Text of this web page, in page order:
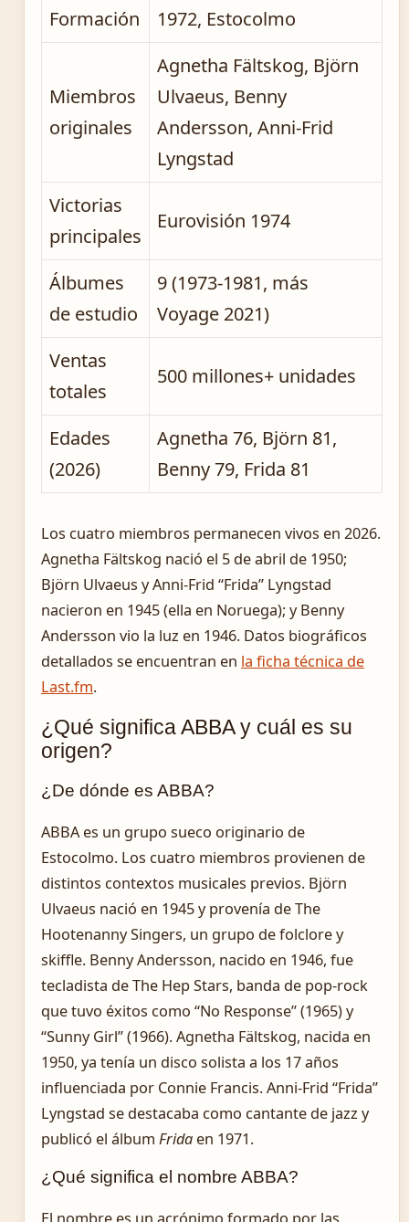
Formación 1972, Estocolmo
Miembros
originales
Agnetha Fältskog, Björn
Ulvaeus, Benny
Andersson, Anni-Frid
Lyngstad
Victorias
principales
Eurovisión 1974
Álbumes
de estudio
9 (1973-1981, más
Voyage 2021)
Ventas
totales
500 millones+ unidades
Edades
(2026)
Agnetha 76, Björn 81,
Benny 79, Frida 81
Los cuatro miembros permanecen vivos en 2026.
Agnetha Fältskog nació el 5 de abril de 1950;
Björn Ulvaeus y Anni-Frid “Frida” Lyngstad
nacieron en 1945 (ella en Noruega); y Benny
Andersson vio la luz en 1946. Datos biográficos
detallados se encuentran en la ficha técnica de
Last.fm.
¿Qué significa ABBA y cuál es su
origen?
¿De dónde es ABBA?
ABBA es un grupo sueco originario de
Estocolmo. Los cuatro miembros provienen de
distintos contextos musicales previos. Björn
Ulvaeus nació en 1945 y provenía de The
Hootenanny Singers, un grupo de folclore y
skiffle. Benny Andersson, nacido en 1946, fue
tecladista de The Hep Stars, banda de pop-rock
que tuvo éxitos como “No Response” (1965) y
“Sunny Girl” (1966). Agnetha Fältskog, nacida en
1950, ya tenía un disco solista a los 17 años
influenciada por Connie Francis. Anni-Frid “Frida”
Lyngstad se destacaba como cantante de jazz y
publicó el álbum Frida en 1971.
¿Qué significa el nombre ABBA?